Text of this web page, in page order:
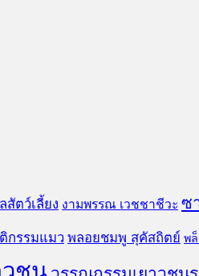
ตว์เลี้ยง งามพรรณ เวชชาชีวะ ซ
กรรมแมว พลอยชมพู สุคัสถิตย์ พ